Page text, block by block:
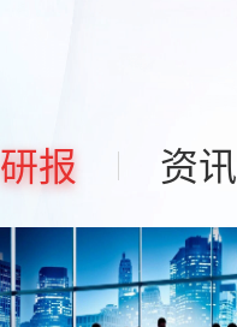
研报 资讯